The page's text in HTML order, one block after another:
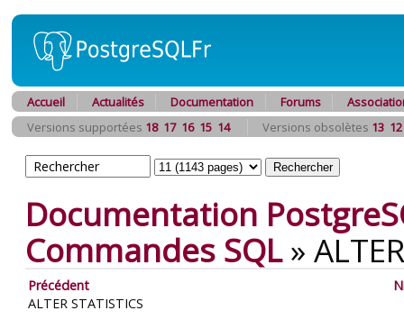
Accueil Actualités Documentation Forums
Versions supportées 18 17 16 15 14 Versions obsolètes 13 12
Documentation
Commandes SQL»
Précédent
ALTER STATISTICS